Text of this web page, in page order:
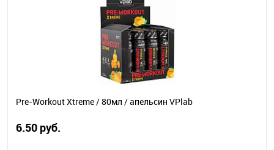
Pre-Workout Xtreme / 80мл / апельсин VPlab
6.50 руб.